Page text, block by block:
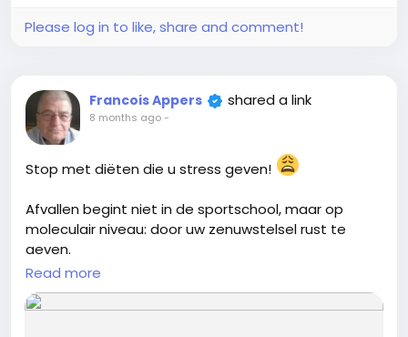
niet tegen kunnen. Dat is
beetje verloren is gegaan.
En het mooiste? Je kunt het vandaag helemaal
gratis downloaden!
https://www.leefnugezonder.be/snel-10-kilo-
afvallen-wetenschappelijke-methode/
#LeefNuGezonder
#Metabolisme
#Gezondheid
#21DagenPlan
Please log in to like, share and comment!
Francois Appers shared a link
8 months ago-
Stop met diëten die u stress geven!
Afvallen begint niet in de sportschool, maar op
moleculair niveau: door uw zenuwstelsel rust te
geven.
In ons nieuwe, wetenschappelijk onderbouwde Anti-
Stress Maaltijdplan ontdekt u:
Read more